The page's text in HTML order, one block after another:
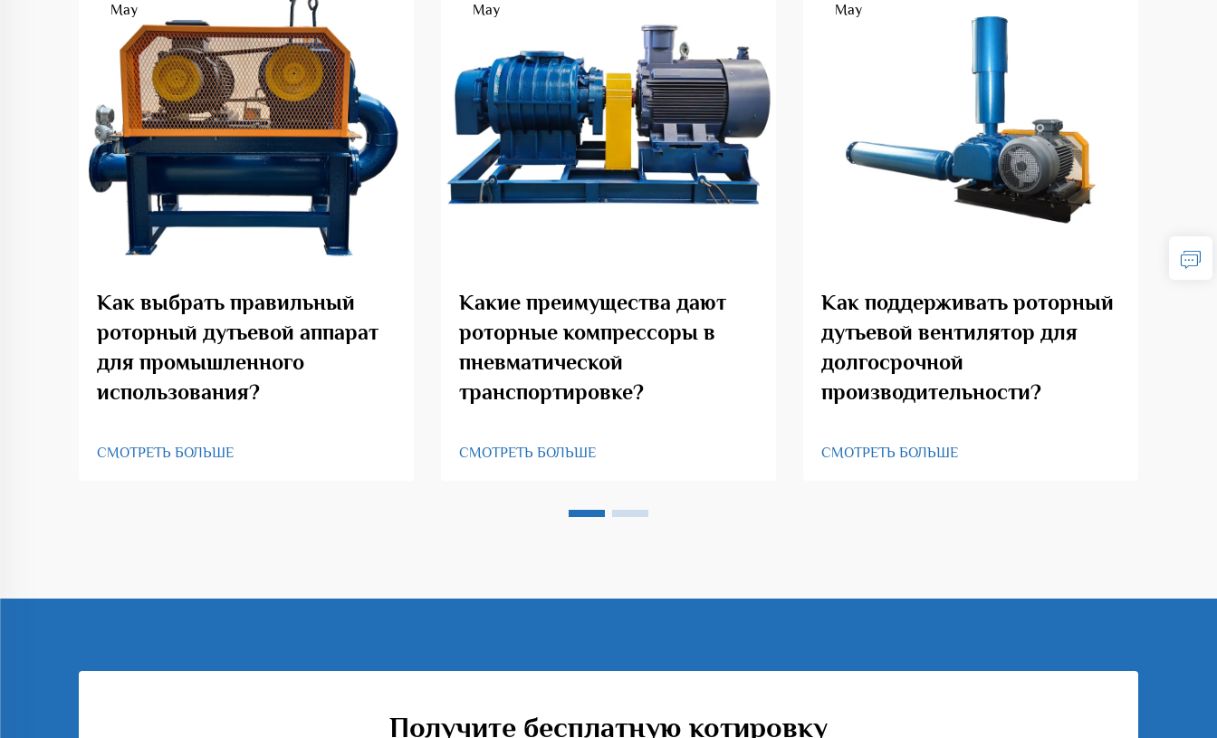
May
Как выбрать правильный
роторный дутьевой аппарат
для промышленного
использования?
СМОТРЕТЬ БОЛЬШЕ
May
Какие преимущества дают
роторные компрессоры в
пневматической
транспортировке?
СМОТРЕТЬ БОЛЬШЕ
May
Как поддерживать роторный
дутьевой вентилятор для
долгосрочной
производительности?
СМОТРЕТЬ БОЛЬШЕ
Получите бесплатную котировку